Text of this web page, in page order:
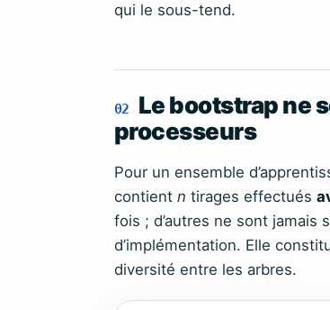
qui le sous-tend.
02
Le bootstrap ne
processeurs
Pour un ensemble
contient n tirages effectués
fois ; d’autres ne sont jamais
d’implémentation. Elle
diversité entre les arbres.